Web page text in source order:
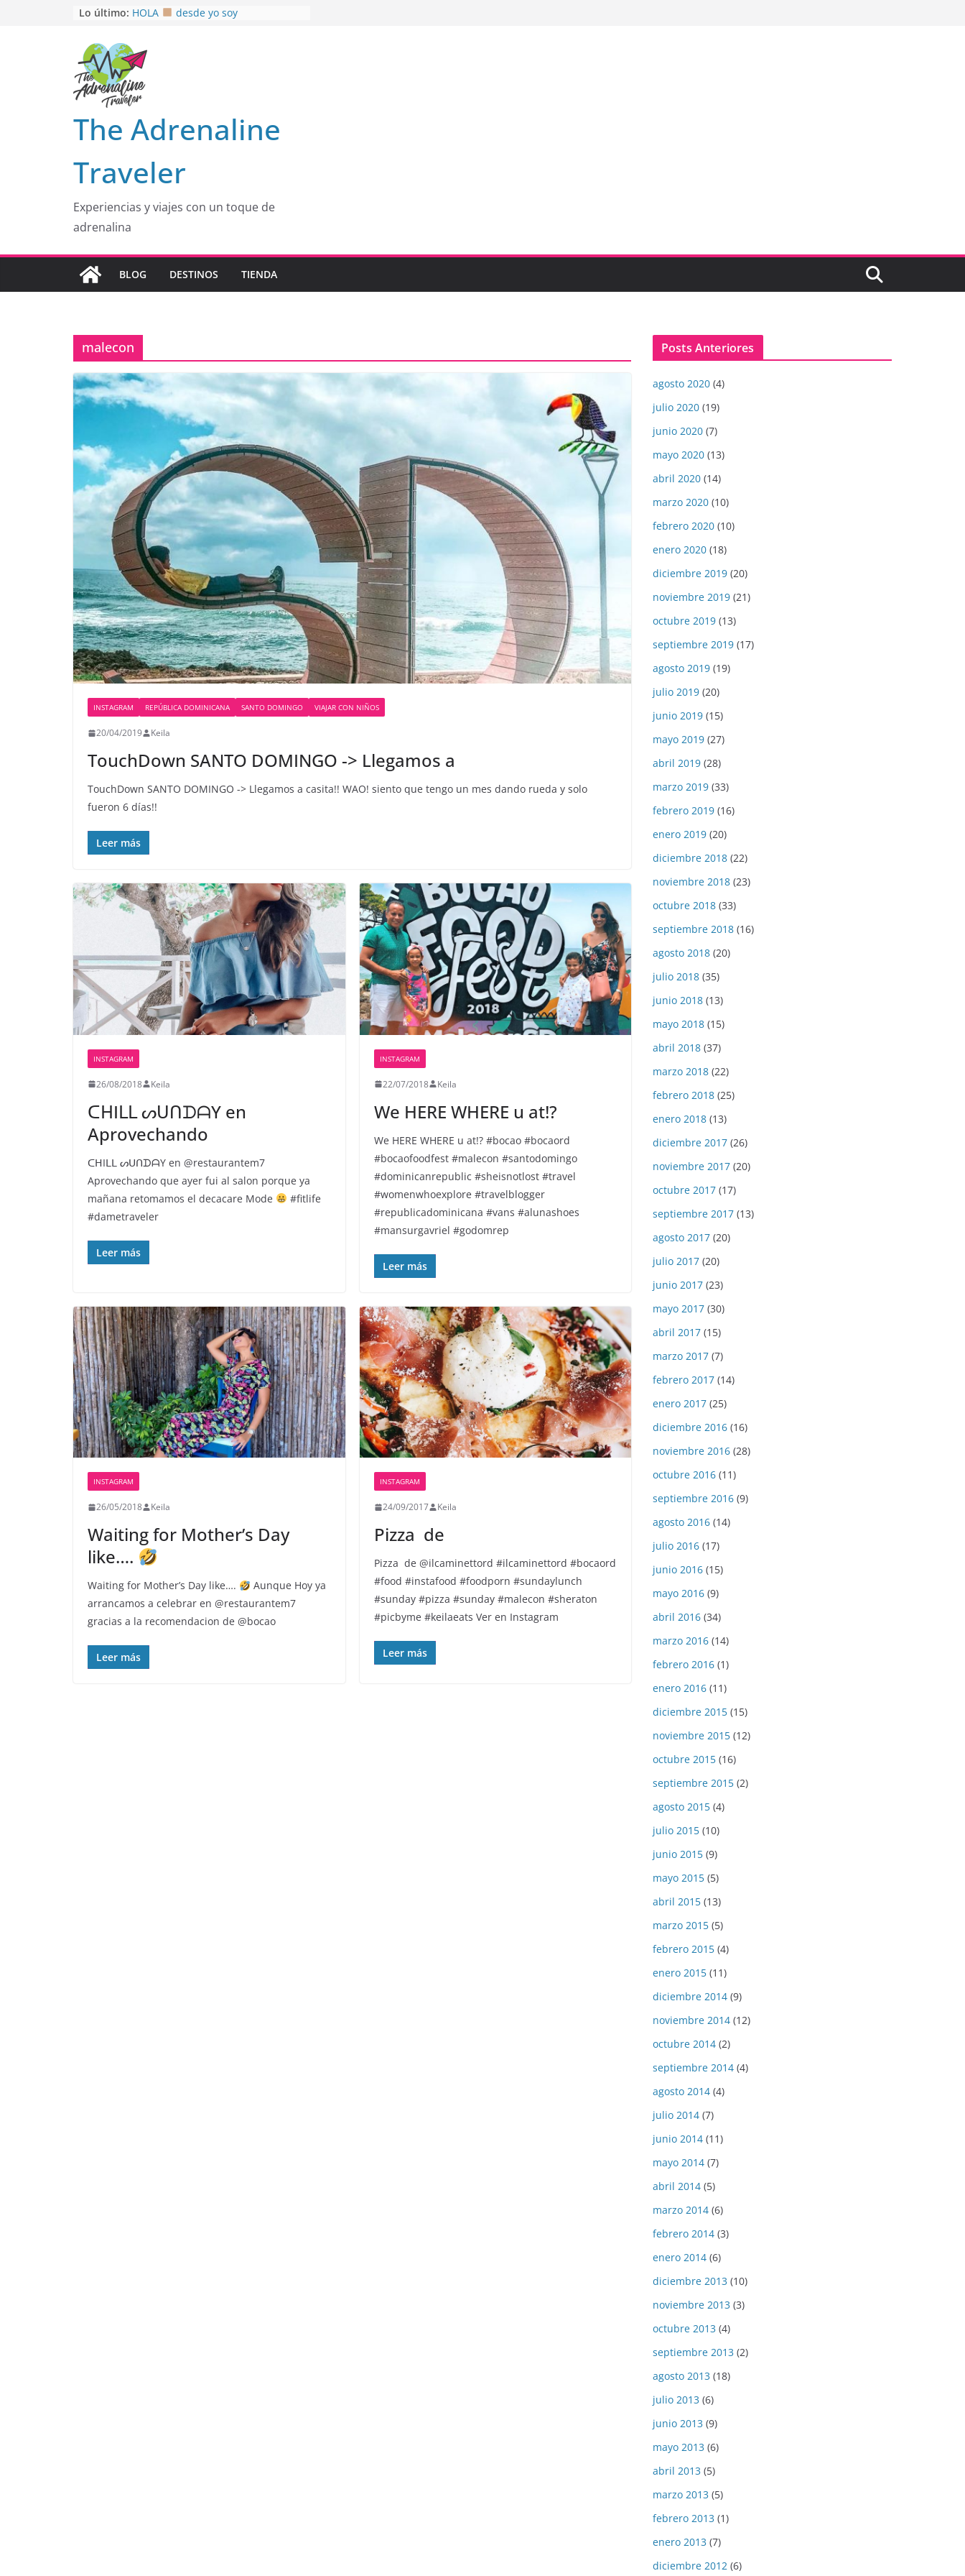
Lo último: HOLA
desde yo soy
EL SENDERO DEL CACAO: Excelente
opción
HOSPEDAJE AL NATURALSHH !!
En
MULITO!
The Adrenaline
Traveler
Experiencias y viajes con un toque de
adrenalina
BLOG DESTINOS TIENDA
malecon
INSTAGRAM REPÚBLICA DOMINICANA SANTO DOMINGO VIAJAR CON NIÑOS
20/04/2019 Keila
TouchDown SANTO DOMINGO️ -> Llegamos a
TouchDown SANTO DOMINGO️ -> Llegamos a casita!! WAO! siento que tengo un mes dando rueda y solo
fueron 6 días!!
Leer más
INSTAGRAM
26/08/2018 Keila
ᑕᕼIᒪᒪ ᔕᑌᑎᗪᗩY en
Aprovechando
ᑕᕼIᒪᒪ ᔕᑌᑎᗪᗩY en @restaurantem7
Aprovechando que ayer fui al salon porque ya
mañana retomamos el decacare Mode
#fitlife
#dametraveler
Leer más
INSTAGRAM
22/07/2018 Keila
We HERE️ WHERE u at!?
We HERE️ WHERE u at!? #bocao #bocaord
#bocaofoodfest #malecon #santodomingo
#dominicanrepublic #sheisnotlost #travel
#womenwhoexplore #travelblogger
#republicadominicana #vans #alunashoes
#mansurgavriel #godomrep
Leer más
INSTAGRAM
26/05/2018 Keila
Waiting for Mother’s Day
like….
Waiting for Mother’s Day like….
Aunque Hoy ya
arrancamos a celebrar en @restaurantem7
gracias a la recomendacion de @bocao
Leer más
INSTAGRAM
24/09/2017 Keila
Pizza ️ de
Pizza ️ de @ilcaminettord #ilcaminettord #bocaord
#food #instafood #foodporn #sundaylunch
#sunday #pizza #sunday #malecon #sheraton
#picbyme #keilaeats Ver en Instagram
Leer más
Posts Anteriores
agosto 2020 (4)
julio 2020 (19)
junio 2020 (7)
mayo 2020 (13)
abril 2020 (14)
marzo 2020 (10)
febrero 2020 (10)
enero 2020 (18)
diciembre 2019 (20)
noviembre 2019 (21)
octubre 2019 (13)
septiembre 2019 (17)
agosto 2019 (19)
julio 2019 (20)
junio 2019 (15)
mayo 2019 (27)
abril 2019 (28)
marzo 2019 (33)
febrero 2019 (16)
enero 2019 (20)
diciembre 2018 (22)
noviembre 2018 (23)
octubre 2018 (33)
septiembre 2018 (16)
agosto 2018 (20)
julio 2018 (35)
junio 2018 (13)
mayo 2018 (15)
abril 2018 (37)
marzo 2018 (22)
febrero 2018 (25)
enero 2018 (13)
diciembre 2017 (26)
noviembre 2017 (20)
octubre 2017 (17)
septiembre 2017 (13)
agosto 2017 (20)
julio 2017 (20)
junio 2017 (23)
mayo 2017 (30)
abril 2017 (15)
marzo 2017 (7)
febrero 2017 (14)
enero 2017 (25)
diciembre 2016 (16)
noviembre 2016 (28)
octubre 2016 (11)
septiembre 2016 (9)
agosto 2016 (14)
julio 2016 (17)
junio 2016 (15)
mayo 2016 (9)
abril 2016 (34)
marzo 2016 (14)
febrero 2016 (1)
enero 2016 (11)
diciembre 2015 (15)
noviembre 2015 (12)
octubre 2015 (16)
septiembre 2015 (2)
agosto 2015 (4)
julio 2015 (10)
junio 2015 (9)
mayo 2015 (5)
abril 2015 (13)
marzo 2015 (5)
febrero 2015 (4)
enero 2015 (11)
diciembre 2014 (9)
noviembre 2014 (12)
octubre 2014 (2)
septiembre 2014 (4)
agosto 2014 (4)
julio 2014 (7)
junio 2014 (11)
mayo 2014 (7)
abril 2014 (5)
marzo 2014 (6)
febrero 2014 (3)
enero 2014 (6)
diciembre 2013 (10)
noviembre 2013 (3)
octubre 2013 (4)
septiembre 2013 (2)
agosto 2013 (18)
julio 2013 (6)
junio 2013 (9)
mayo 2013 (6)
abril 2013 (5)
marzo 2013 (5)
febrero 2013 (1)
enero 2013 (7)
diciembre 2012 (6)